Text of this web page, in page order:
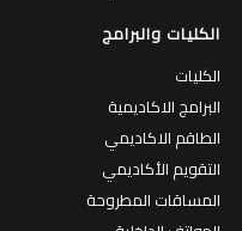
الكليات والبرامج
الكليات
البرامج الاكاديمية
الطاقم الاكاديمي
التقويم الأكاديمي
المساقات المطروحة